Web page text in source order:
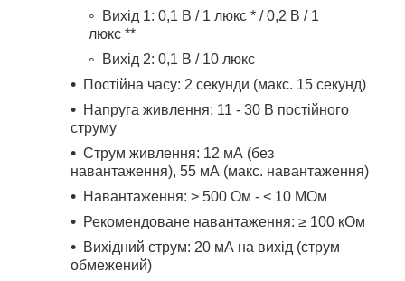
Вихід 1: 0,1 В / 1 люкс * / 0,2 В / 1
люкс **
Вихід 2: 0,1 В / 10 люкс
Постійна часу: 2 секунди (макс. 15 секунд)
Напруга живлення: 11 - 30 В постійного
струму
Струм живлення: 12 мА (без
навантаження), 55 мА (макс. навантаження)
Навантаження: > 500 Ом - < 10 МОм
Рекомендоване навантаження: ≥ 100 кОм
Вихідний струм: 20 мА на вихід (струм
обмежений)